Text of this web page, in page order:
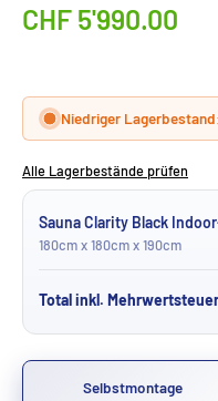
CHF 5'990.00
Niedriger
Alle Lagerbestände prüfen
Sauna Clarity Black
180cm x 180cm x 190cm
Total inkl. Mehrwertsteuer
Selbstmontage